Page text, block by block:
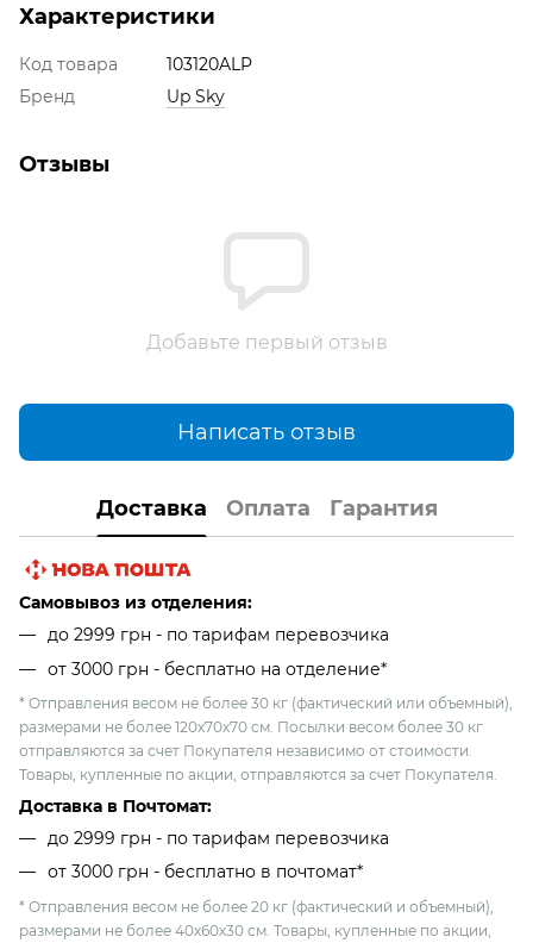
Характеристики
Код товара
103120ALP
Бренд
Up Sky
Отзывы
Добавьте первый отзыв
Написать отзыв
Доставка Оплата Гарантия
Самовывоз из отделения:
до 2999 грн - по тарифам перевозчика
от 3000 грн - бесплатно на отделение*
* Отправления весом не более 30 кг (фактический или объемный),
размерами не более 120х70х70 см. Посылки весом более 30 кг
отправляются за счет Покупателя независимо от стоимости.
Товары, купленные по акции, отправляются за счет Покупателя.
Доставка в Почтомат:
до 2999 грн - по тарифам перевозчика
от 3000 грн - бесплатно в почтомат*
* Отправления весом не более 20 кг (фактический и объемный),
размерами не более 40х60х30 см. Товары, купленные по акции,